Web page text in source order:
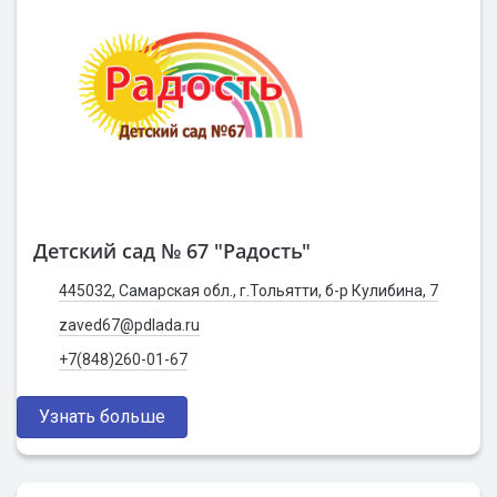
Детский сад № 67 "Радость"
445032, Самарская обл., г.Тольятти, б-р Кулибина, 7
zaved67@pdlada.ru
+7(848)260-01-67
Узнать больше